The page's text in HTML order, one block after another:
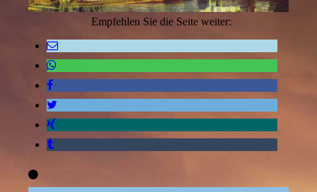
Empfehlen Sie die Seite weiter: